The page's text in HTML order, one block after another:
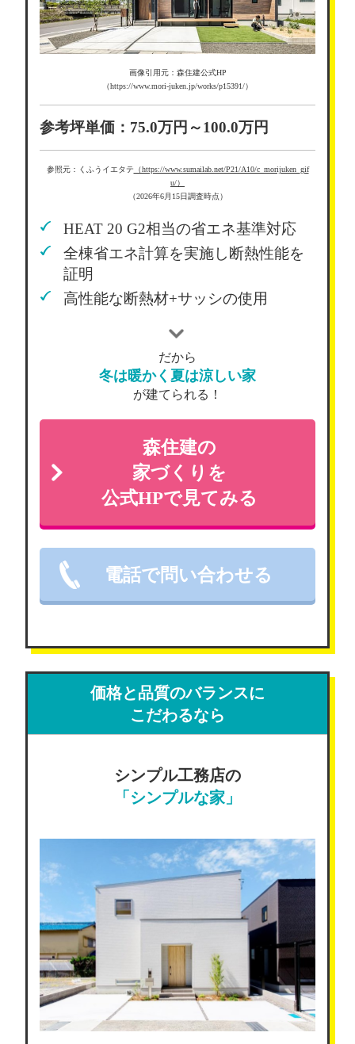
画像引用元：森住建公式HP
（https://www.mori-juken.jp/works/p15391/）
参考坪単価：75.0万円～100.0万円
参照元：くふうイエタテ （https://www.sumailab.net/P21/A10/c_morijuken_gif
u/）
（2026年6月15日調査時点）
HEAT 20 G2相当の省エネ基準対応
全棟省エネ計算を実施し断熱性能を
証明
高性能な断熱材+サッシの使用
だから
冬は暖かく夏は涼しい家
が建てられる！
森住建の
家づくりを
公式HPで見てみる
電話で問い合わせる
価格と品質のバランスに
こだわるなら
シンプル工務店の
「シンプルな家」